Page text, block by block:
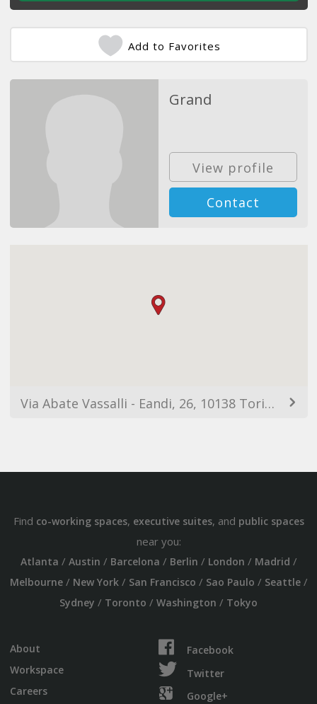
Add to Favorites
Grand
View profile
Contact
Via Abate Vassalli - Eandi, 26, 10138 Torino TO, Italia
Find co-working spaces, executive suites, and public spaces
near you:
Atlanta / Austin / Barcelona / Berlin / London / Madrid /
Melbourne/ New York/ San Francisco / Sao Paulo / Seattle/
Sydney / Toronto / Washington / Tokyo
About
Workspace
Careers
Facebook
Twitter
Google+